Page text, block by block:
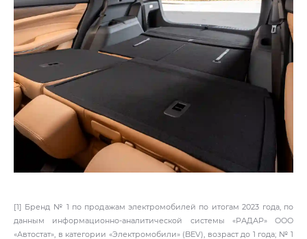
[1] Бренд № 1 по продажам электромобилей по итогам 2023 года, по
данным информационно-аналитической системы «РАДАР» ООО
«Автостат», в категории «Электромобили» (BEV), возраст до 1 года; № 1